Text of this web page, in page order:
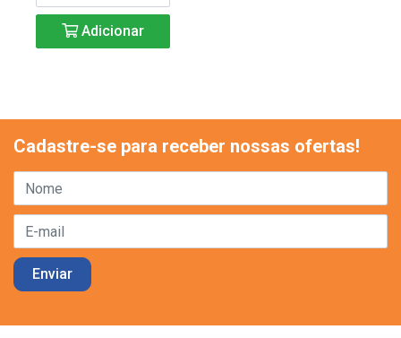
Adicionar
Cadastre-se para receber nossas ofertas!